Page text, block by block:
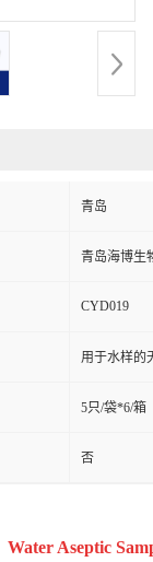
青岛
青岛海博生
CYD019
用于水样的
5只/袋*6/箱
否
Water Aseptic